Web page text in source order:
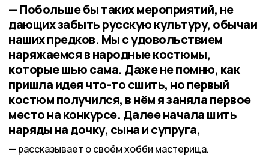
— Побольше бы таких мероприятий, не
дающих забыть русскую культуру, обычаи
наших предков. Мы с удовольствием
наряжаемся в народные костюмы,
которые шью сама. Даже не помню, как
пришла идея что-то сшить, но первый
костюм получился, в нём я заняла первое
место на конкурсе. Далее начала шить
наряды на дочку, сына и супруга,
рассказывает о своём хобби мастерица.